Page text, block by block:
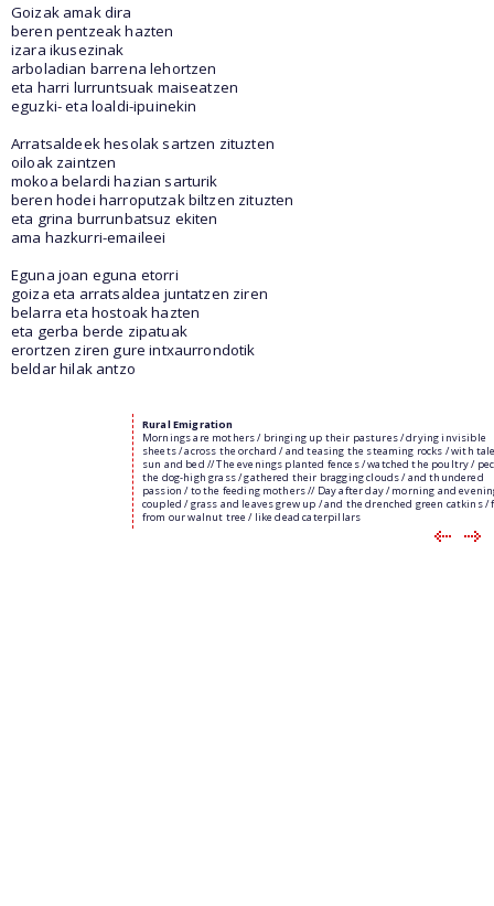
Goizak amak dira
beren pentzeak hazten
izara ikusezinak
arboladian barrena lehortzen
eta harri lurruntsuak maiseatzen
eguzki- eta loaldi-ipuinekin
Arratsaldeek hesolak sartzen zituzten
oiloak zaintzen
mokoa belardi hazian sarturik
beren hodei harroputzak biltzen zituzten
eta grina burrunbatsuz ekiten
ama hazkurri-emaileei
Eguna joan eguna etorri
goiza eta arratsaldea juntatzen ziren
belarra eta hostoak hazten
eta gerba berde zipatuak
erortzen ziren gure intxaurrondotik
beldar hilak antzo
Rural Emigration
Mornings are mothers / bringing up their pastures / drying invisible
sheets / across the orchard / and teasing the steaming rocks / with
sun and bed // The evenings planted fences / watched the poultry /
the dog-high grass / gathered their bragging clouds / and thundered
passion / to the feeding mothers // Day after day / morning and
coupled / grass and leaves grew up / and the drenched green catkins /
from our walnut tree / like dead caterpillars